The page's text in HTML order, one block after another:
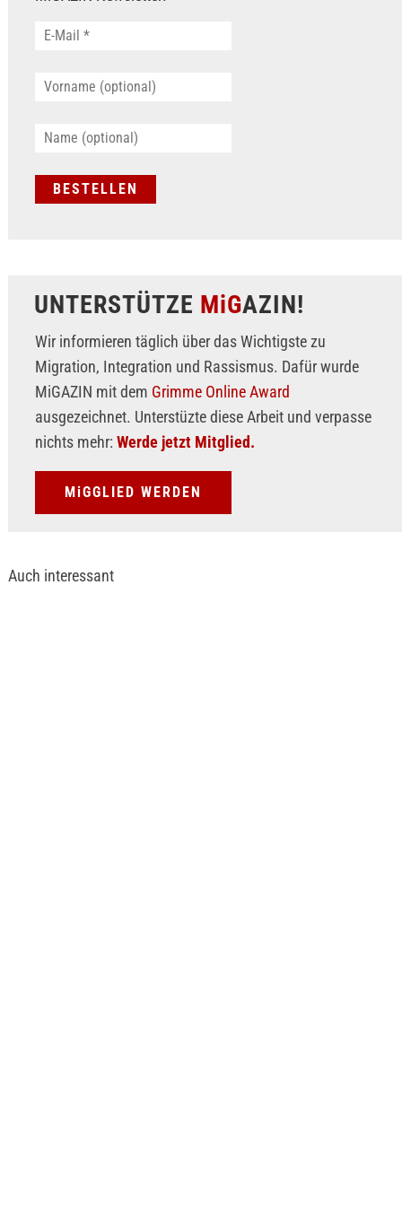
UNTERSTÜTZE MiGAZIN!
Wir informieren täglich über das Wichtigste zu
Migration, Integration und Rassismus. Dafür wurde
MiGAZIN mit dem Grimme Online Award
ausgezeichnet. Unterstüzte diese Arbeit und verpasse
nichts mehr: Werde jetzt Mitglied.
MiGGLIED WERDEN
Auch interessant